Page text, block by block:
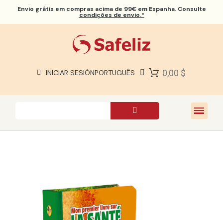
Envio grátis em compras acima de 99€ em Espanha. Consulte
condições de envio.*
INICIAR SESIÓNPORTUGUÊS 0,00 $
SOBRE NÓS